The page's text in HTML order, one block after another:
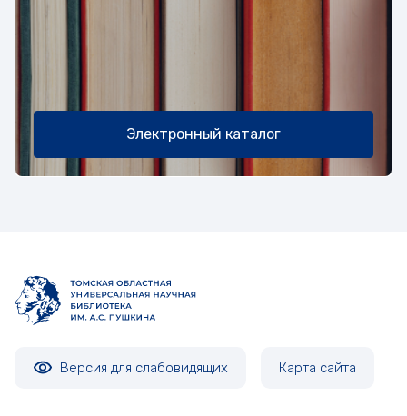
Электронный каталог
Версия для слабовидящих Карта сайта